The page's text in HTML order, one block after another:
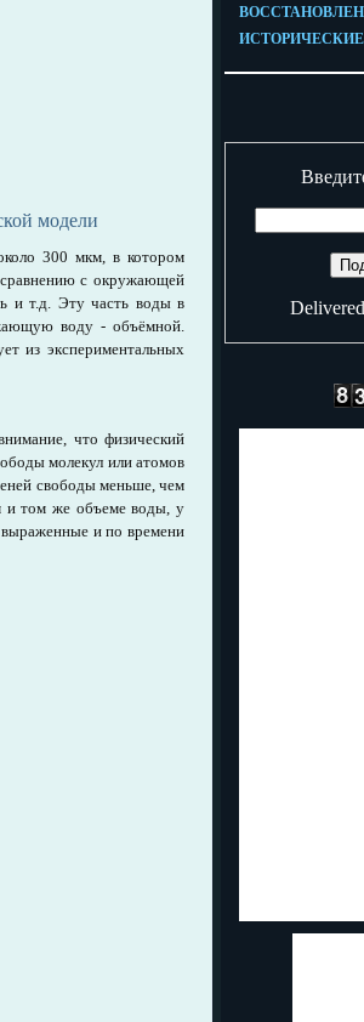
модели
300 мкм, в котором
с окружающей
и т.д. Эту часть воды в
воду - объёмной.
из экспериментальных
что физический
молекул или атомов
свободы меньше, чем
и том же объеме воды, у
и по времени